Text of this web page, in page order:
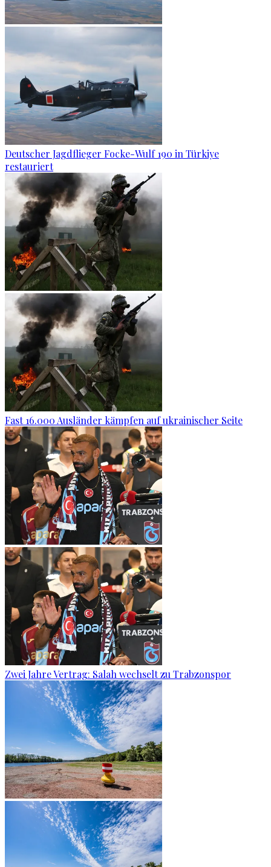
Deutscher Jagdflieger Focke-Wulf 190 in Türkiye
restauriert
Fast 16.000 Ausländer kämpfen auf ukrainischer Seite
Zwei Jahre Vertrag: Salah wechselt zu Trabzonspor